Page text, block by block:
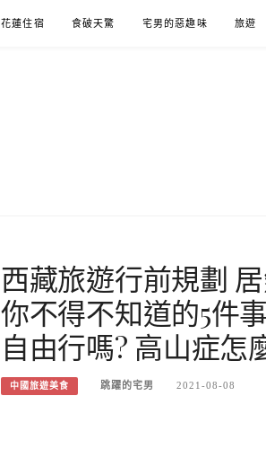
花蓮住宿 食破天驚 宅男的惡趣味 旅遊
西藏旅遊行前規劃
你不得不知道的5件
自由行嗎? 高山症怎
中國旅遊美食 跳躍的宅男 2021-08-08